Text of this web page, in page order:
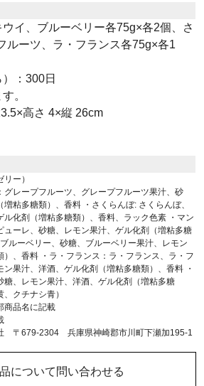
について問い合わせる
イ、ブルーベリー各75g×各2個、さ
ルーツ、ラ・フランス各75g×各1
：300日
。
高さ 4×縦 26cm
ー）
グレープフルーツ、グレープフルーツ果汁、砂
粘多糖類）、香料 ・さくらんぼ: さくらんぼ、
化剤（増粘多糖類）、香料、ラック色素 ・マン
ューレ、砂糖、レモン果汁、ゲル化剤（増粘多糖
ルーベリー、砂糖、ブルーベリー果汁、レモン
、香料 ・ラ・フランス：ラ・フランス、ラ・フ
果汁、洋酒、ゲル化剤（増粘多糖類）、香料 ・
糖、レモン果汁、洋酒、ゲル化剤（増粘多糖
クチナシ青）
商品名に記載
〒679-2304 兵庫県神崎郡市川町下瀬加195-1